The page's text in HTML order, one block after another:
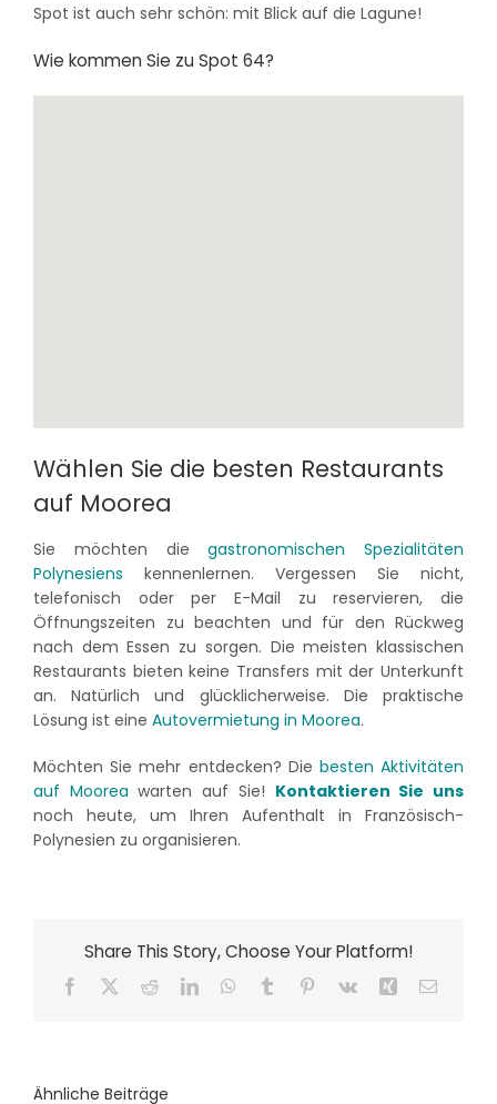
Spot ist auch sehr schön: mit Blick auf die Lagune!
Wie kommen Sie zu Spot 64?
Wählen Sie die besten Restaurants
auf Moorea
Sie möchten diegastronomischen Spezialitäten
Polynesiens kennenlernen. Vergessen Sie nicht,
telefonisch oder per E-Mail zu reservieren, die
Öffnungszeiten zu beachten und für den Rückweg
nach dem Essen zu sorgen. Die meisten klassischen
Restaurants bieten keine Transfers mit der Unterkunft
an. Natürlich und glücklicherweise. Die praktische
Lösung ist eine Autovermietung in Moorea.
Möchten Sie mehr entdecken? Die besten Aktivitäten
auf Moorea warten auf Sie! Kontaktieren Sie uns
noch heute, um Ihren Aufenthalt in Französisch-
Polynesien zu organisieren.
Share This Story, Choose Your Platform!
Facebook RedditLinkedInWhatsApp
Tumblr Pinterest
Vk Xing E-
Ähnliche Beiträge